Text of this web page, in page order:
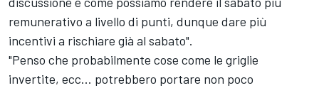
remunerativo a livello di punti, dunque dare più
incentivi a rischiare già al sabato".
"Penso che probabilmente cose come le griglie
invertite, ecc... potrebbero portare non poco